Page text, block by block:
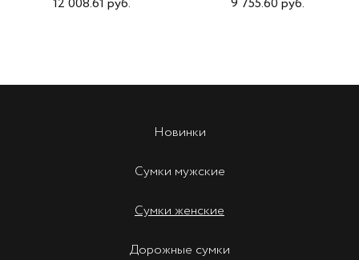
Новинки
Сумки мужские
Сумки женские
Дорожные сумки